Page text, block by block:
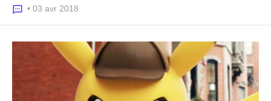
• 03 avr 2018